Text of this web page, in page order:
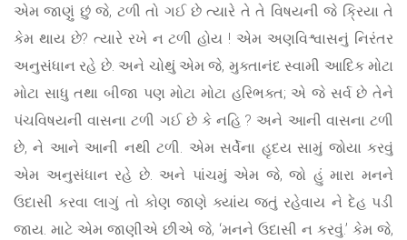
એમ જાણું છું જે, ટળી તો ગઈ છે ત્યારે તે તે વિષયની જે ક્રિયા તે
કેમ થાય છે? ત્યારે રખે ન ટળી હોય ! એમ અણવિશ્વાસનું નિરંતર
અનુસંધાન રહે છે. અને ચોથું એમ જે, મુક્તાનંદ સ્વામી આદિક મોટા
મોટા સાધુ તથા બીજા પણ મોટા મોટા હરિભક્ત; એ જે સર્વ છે તેને
પંચવિષયની વાસના ટળી ગઈ છે કે નહિ ? અને આની વાસના ટળી
છે, ને આને આની નથી ટળી. એમ સર્વેના હૃદય સામું જોયા કરવું
એમ અનુસંધાન રહે છે. અને પાંચમું એમ જે, જો હું મારા મનને
ઉદાસી કરવા લાગું તો કોણ જાણે ક્યાંય જતું રહેવાય ને દેહ પડી
જાય. માટે એમ જાણીએ છીએ જે, ‘મનને ઉદાસી ન કરવું.’ કેમ જે,